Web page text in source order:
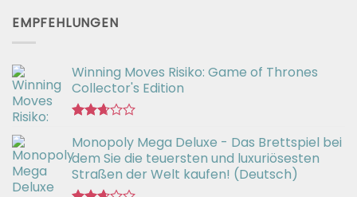
von 5
EMPFEHLUNGEN
Winning Moves Risiko: Game of Thrones
Collector's Edition
mit
2.66
von 5
Monopoly Mega Deluxe - Das Brettspiel bei
dem Sie die teuersten und luxuriösesten
Straßen der Welt kaufen! (Deutsch)